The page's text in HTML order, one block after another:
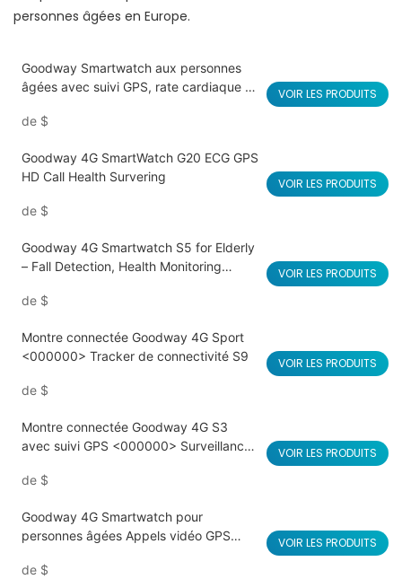
personnes âgées en Europe.
Goodway Smartwatch aux personnes
âgées avec suivi GPS, rate cardiaque &
de $
VOIR LES PRODUITS
Goodway 4G SmartWatch G20 ECG GPS
HD Call Health Survering
de $
VOIR LES PRODUITS
Goodway 4G Smartwatch S5 for Elderly
– Fall Detection, Health Monitoring
de $
VOIR LES PRODUITS
Montre connectée Goodway 4G Sport
<000000> Tracker de connectivité S9
de $
VOIR LES PRODUITS
Montre connectée Goodway 4G S3
avec suivi GPS <000000> Surveillance
de $
VOIR LES PRODUITS
Goodway 4G Smartwatch pour
personnes âgées Appels vidéo GPS
de $
VOIR LES PRODUITS